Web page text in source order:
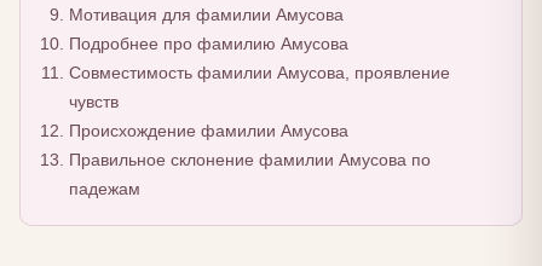
Мотивация для фамилии Амусова
Подробнее про фамилию Амусова
Совместимость фамилии Амусова, проявление
чувств
Происхождение фамилии Амусова
Правильное склонение фамилии Амусова по
падежам